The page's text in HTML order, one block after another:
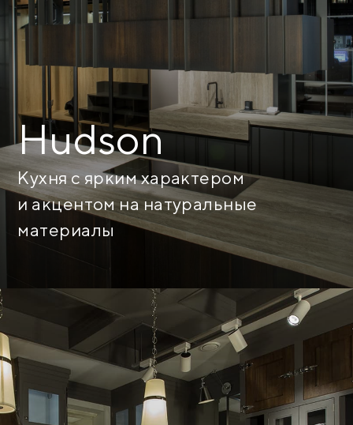
Hudson
Кухня с ярким характером
и акцентом на натуральные
материалы